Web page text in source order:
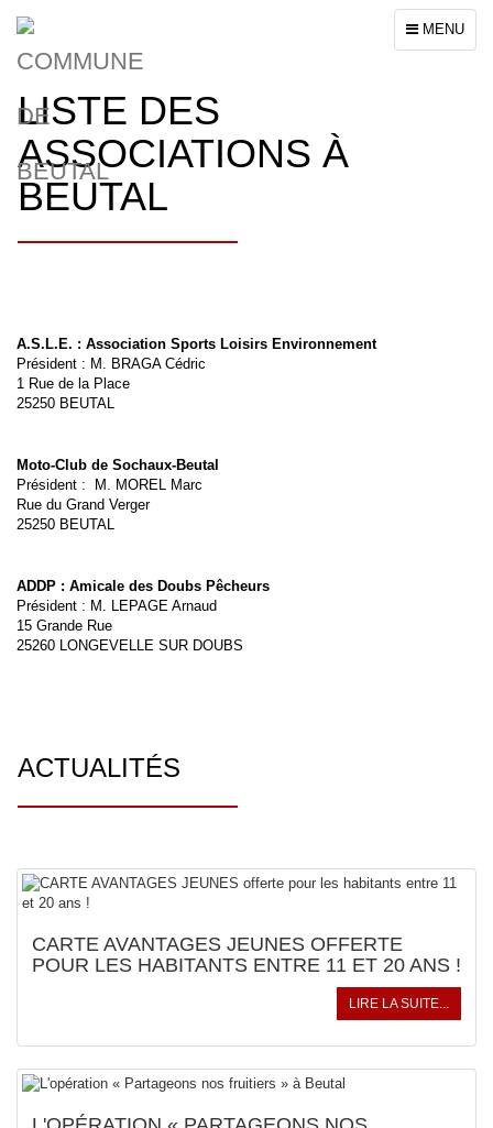
Toggle
navigation
MENU
LISTE DES
ASSOCIATIONS À
BEUTAL
A.S.L.E. : Association Sports Loisirs Environnement
Président : M. BRAGA Cédric
1 Rue de la Place
25250 BEUTAL
Moto-Club de Sochaux-Beutal
Président : M. MOREL Marc
Rue du Grand Verger
25250 BEUTAL
ADDP : Amicale des Doubs Pêcheurs
Président : M. LEPAGE Arnaud
15 Grande Rue
25260 LONGEVELLE SUR DOUBS
ACTUALITÉS
CARTE AVANTAGES JEUNES OFFERTE
POUR LES HABITANTS ENTRE 11 ET 20 ANS !
LIRE LA SUITE...